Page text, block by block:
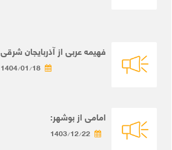
فهیمه عربی از آذربایجان شرقی
1404/01/18
امامی از بوشهر:
1403/12/22